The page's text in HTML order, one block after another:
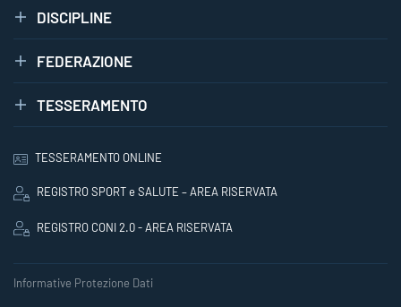
DISCIPLINE
FEDERAZIONE
TESSERAMENTO
TESSERAMENTO ONLINE
REGISTRO SPORT e SALUTE – AREA RISERVATA
REGISTRO CONI 2.0 - AREA RISERVATA
Informative Protezione Dati